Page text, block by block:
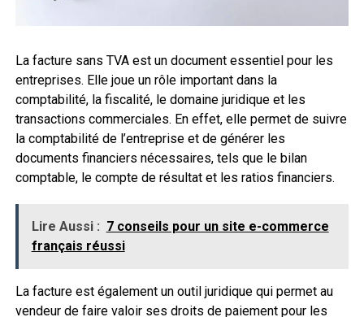
La facture sans TVA est un document essentiel pour les
entreprises. Elle joue un rôle important dans la
comptabilité, la fiscalité, le domaine juridique et les
transactions commerciales. En effet, elle permet de suivre
la comptabilité de l’entreprise et de générer les
documents financiers nécessaires, tels que le bilan
comptable, le compte de résultat et les ratios financiers.
Lire Aussi : 7 conseils pour un site e-commerce
français réussi
La facture est également un outil juridique qui permet au
vendeur de faire valoir ses droits de paiement pour les